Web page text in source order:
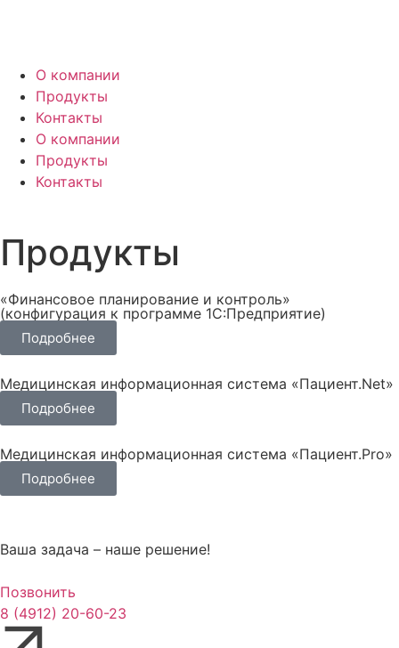
О компании
Продукты
Контакты
О компании
Продукты
Контакты
Продукты
«Финансовое планирование и контроль»
(конфигурация к программе 1С:Предприятие)
Подробнее
Медицинская информационная система «Пациент.Net»
Подробнее
Медицинская информационная система «Пациент.Pro»
Подробнее
Ваша задача – наше решение!
Позвонить
8 (4912) 20-60-23